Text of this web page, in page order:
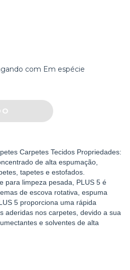
com Em espécie
Carpetes Tecidos Propriedades:
de alta espumação,
tapetes e estofados.
para limpeza pesada, PLUS 5 é
de escova rotativa, espuma
5 proporciona uma rápida
aderidas nos carpetes, devido a sua
e solventes de alta